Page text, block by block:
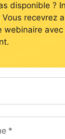
disponible ?
recevrez
webinaire avec